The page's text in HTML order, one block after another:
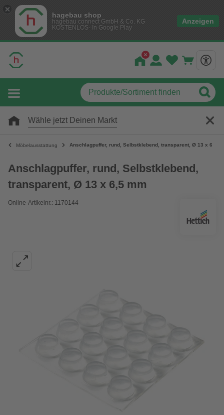
hagebau shop
hagebau connect GmbH & Co. KG
KOSTENLOS- In Google Play
Anzeigen
Wähle jetzt Deinen Markt
Möbelausstattung Anschlagpuffer, rund, Selbstklebend, transparent, Ø 13 x 6,5
Anschlagpuffer, rund, Selbstklebend,
transparent, Ø 13 x 6,5 mm
Online-Artikelnr.: 1170144